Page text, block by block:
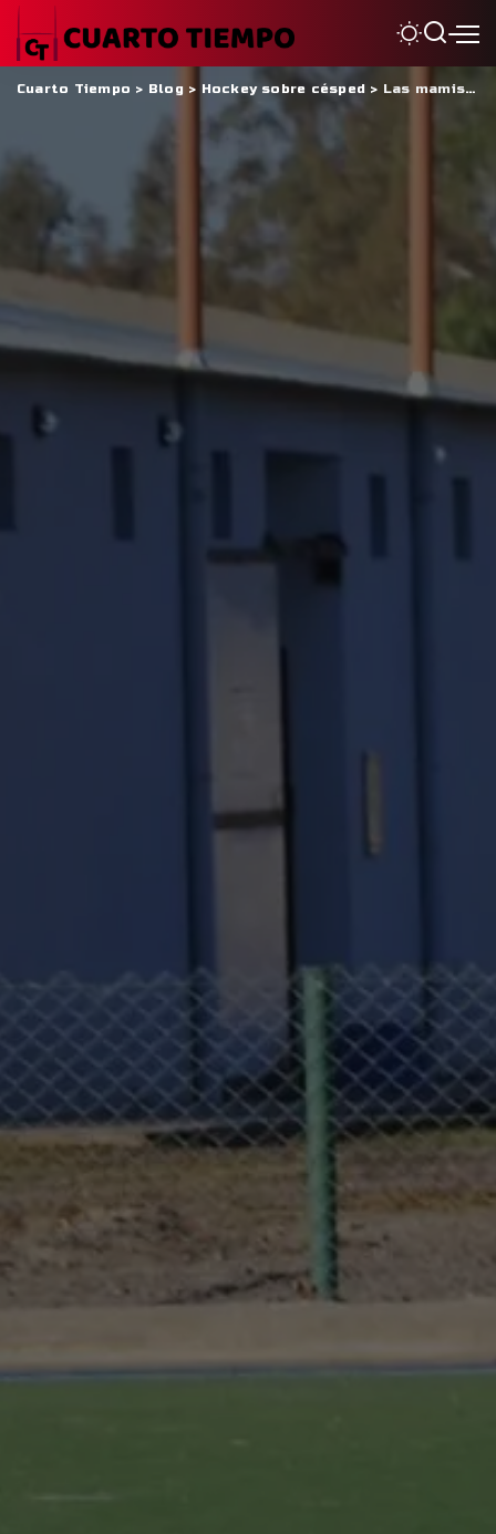
Cuarto Tiempo > Blog > Hockey sobre césped > Las mamis de la Agrupación Sanjuanina no las para nada